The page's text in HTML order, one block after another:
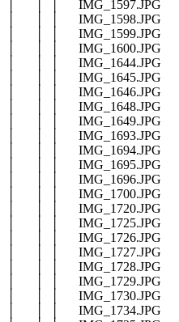
│ │ │ IMG_1597.JPG
│ │ │ IMG_1598.JPG
│ │ │ IMG_1599.JPG
│ │ │ IMG_1600.JPG
│ │ │ IMG_1644.JPG
│ │ │ IMG_1645.JPG
│ │ │ IMG_1646.JPG
│ │ │ IMG_1648.JPG
│ │ │ IMG_1649.JPG
│ │ │ IMG_1693.JPG
│ │ │ IMG_1694.JPG
│ │ │ IMG_1695.JPG
│ │ │ IMG_1696.JPG
│ │ │ IMG_1700.JPG
│ │ │ IMG_1720.JPG
│ │ │ IMG_1725.JPG
│ │ │ IMG_1726.JPG
│ │ │ IMG_1727.JPG
│ │ │ IMG_1728.JPG
│ │ │ IMG_1729.JPG
│ │ │ IMG_1730.JPG
│ │ │ IMG_1734.JPG